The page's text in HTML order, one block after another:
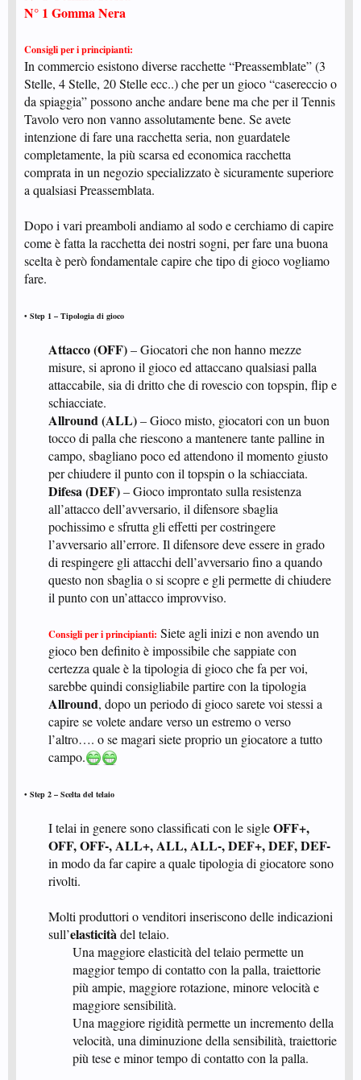
N° 1 Gomma Nera
Consigli per i principianti:
In commercio esistono diverse racchette “Preassemblate” (3
Stelle, 4 Stelle, 20 Stelle ecc..) che per un gioco “casereccio o
da spiaggia” possono anche andare bene ma che per il Tennis
Tavolo vero non vanno assolutamente bene. Se avete
intenzione di fare una racchetta seria, non guardatele
completamente, la più scarsa ed economica racchetta
comprata in un negozio specializzato è sicuramente superiore
a qualsiasi Preassemblata.
Dopo i vari preamboli andiamo al sodo e cerchiamo di capire
come è fatta la racchetta dei nostri sogni, per fare una buona
scelta è però fondamentale capire che tipo di gioco vogliamo
fare.
• Step 1 – Tipologia di gioco
Attacco (OFF)– Giocatori che non hanno mezze
misure, si aprono il gioco ed attaccano qualsiasi palla
attaccabile, sia di dritto che di rovescio con topspin, flip e
schiacciate.​
Allround (ALL)– Gioco misto, giocatori con un buon
tocco di palla che riescono a mantenere tante palline in
campo, sbagliano poco ed attendono il momento giusto
per chiudere il punto con il topspin o la schiacciata.​
Difesa (DEF)– Gioco improntato sulla resistenza
all’attacco dell’avversario, il difensore sbaglia
pochissimo e sfrutta gli effetti per costringere
l’avversario all’errore. Il difensore deve essere in grado
di respingere gli attacchi dell’avversario fino a quando
questo non sbaglia o si scopre e gli permette di chiudere
il punto con un’attacco improvviso.​
Consigli per i principianti: Siete agli inizi e non avendo un
gioco ben definito è impossibile che sappiate con
certezza quale è la tipologia di gioco che fa per voi,
sarebbe quindi consigliabile partire con la tipologia
Allround, dopo un periodo di gioco sarete voi stessi a
capire se volete andare verso un estremo o verso
l’altro…. o se magari siete proprio un giocatore a tutto
campo.
• Step 2 – Scelta del telaio
I telai in genere sono classificati con le sigleOFF+,
OFF, OFF-, ALL+, ALL, ALL-, DEF+, DEF, DEF-
in modo da far capire a quale tipologia di giocatore sono
rivolti.
Molti produttori o venditori inseriscono delle indicazioni
sull’elasticitàdel telaio.​
Una maggiore elasticità del telaio permette un
maggior tempo di contatto con la palla, traiettorie
più ampie, maggiore rotazione, minore velocità e
maggiore sensibilità.
Una maggiore rigidità permette un incremento della
velocità, una diminuzione della sensibilità, traiettorie
più tese e minor tempo di contatto con la palla.​